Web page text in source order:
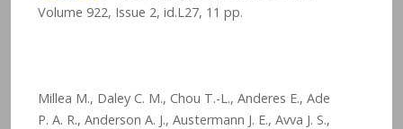
Volume 922, Issue 2, id.L27, 11 pp.
Millea M., Daley C. M., Chou T.-L., Anderes E., Ade
P. A. R., Anderson A. J., Austermann J. E., Avva J. S.,